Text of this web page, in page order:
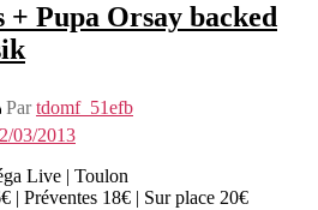
Pupa Orsay backed
Partdomf_51efb
03/2013
Live | Toulon
| Préventes 18€ | Sur place 20€